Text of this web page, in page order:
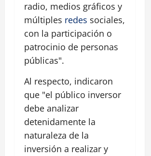
radio, medios gráficos y
múltiples redes sociales,
con la participación o
patrocinio de personas
públicas".
Al respecto, indicaron
que "el público inversor
debe analizar
detenidamente la
naturaleza de la
inversión a realizar y